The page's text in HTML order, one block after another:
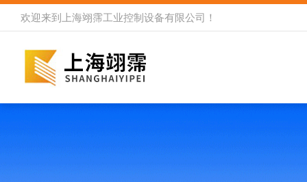
欢迎来到 上海翊霈工业控制设备有限公司 ！